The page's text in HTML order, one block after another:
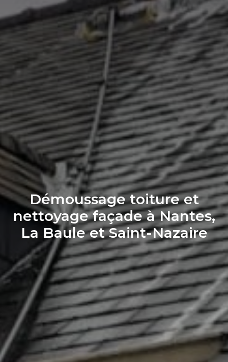
Démoussage toiture et
nettoyage façade à Nantes,
La Baule et Saint-Nazaire